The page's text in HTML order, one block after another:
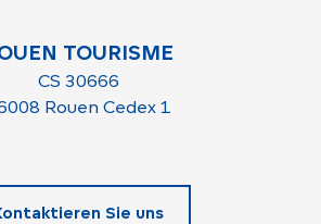
TOURISME
CS 30666
Rouen Cedex 1
Sie uns